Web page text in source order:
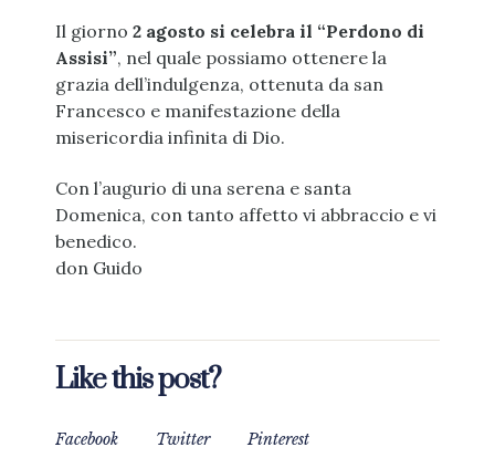
Il giorno 2 agosto si celebra il “Perdono di
Assisi”, nel quale possiamo ottenere la
grazia dell’indulgenza, ottenuta da san
Francesco e manifestazione della
misericordia infinita di Dio.
Con l’augurio di una serena e santa
Domenica, con tanto affetto vi abbraccio e vi
benedico.
don Guido
Like this post?
Facebook Twitter Pinterest